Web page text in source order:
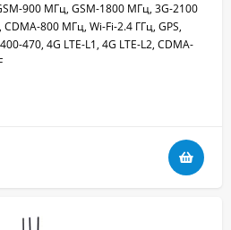
900 МГц, GSM-1800 МГц, 3G-2100
800 МГц, Wi-Fi-2.4 ГГц, GPS,
470, 4G LTE-L1, 4G LTE-L2, CDMA-